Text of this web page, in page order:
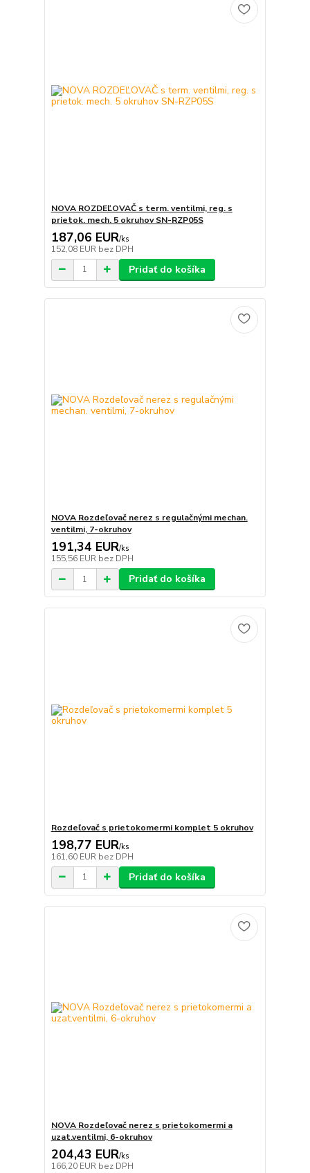
NOVA ROZDEĽOVAČ s term. ventilmi, reg. s
prietok. mech. 5 okruhov SN-RZP05S
187,06 EUR/ks
152,08 EUR bez DPH
Pridať do košíka
NOVA Rozdeľovač nerez s regulačnými mechan.
ventilmi, 7-okruhov
191,34 EUR/ks
155,56 EUR bez DPH
Pridať do košíka
Rozdeľovač s prietokomermi komplet 5 okruhov
198,77 EUR/ks
161,60 EUR bez DPH
Pridať do košíka
NOVA Rozdeľovač nerez s prietokomermi a
uzat.ventilmi, 6-okruhov
204,43 EUR/ks
166,20 EUR bez DPH